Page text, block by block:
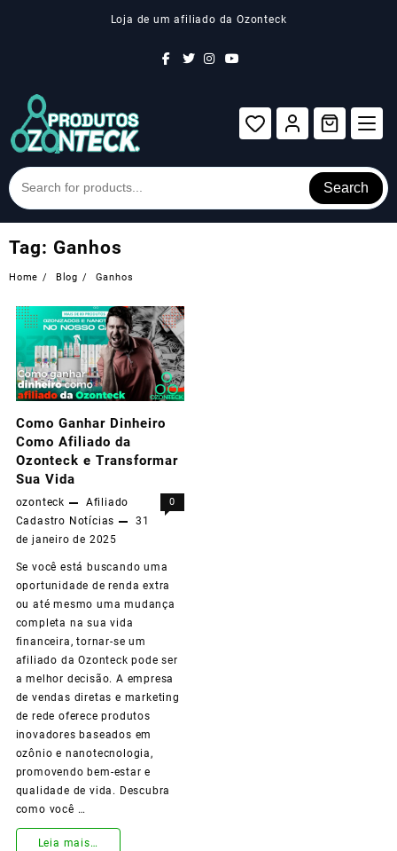
Loja de um afiliado da Ozonteck
Search
Tag: Ganhos
Home Blog Ganhos
Como Ganhar Dinheiro
Como Afiliado da
Ozonteck e Transformar
Sua Vida
ozonteck
Afiliado
Cadastro Notícias
31
de janeiro de 2025
0
Se você está buscando uma
oportunidade de renda extra
ou até mesmo uma mudança
completa na sua vida
financeira, tornar-se um
afiliado da Ozonteck pode ser
a melhor decisão. A empresa
de vendas diretas e marketing
de rede oferece produtos
inovadores baseados em
ozônio e nanotecnologia,
promovendo bem-estar e
qualidade de vida. Descubra
como você …
Como
Leia mais…